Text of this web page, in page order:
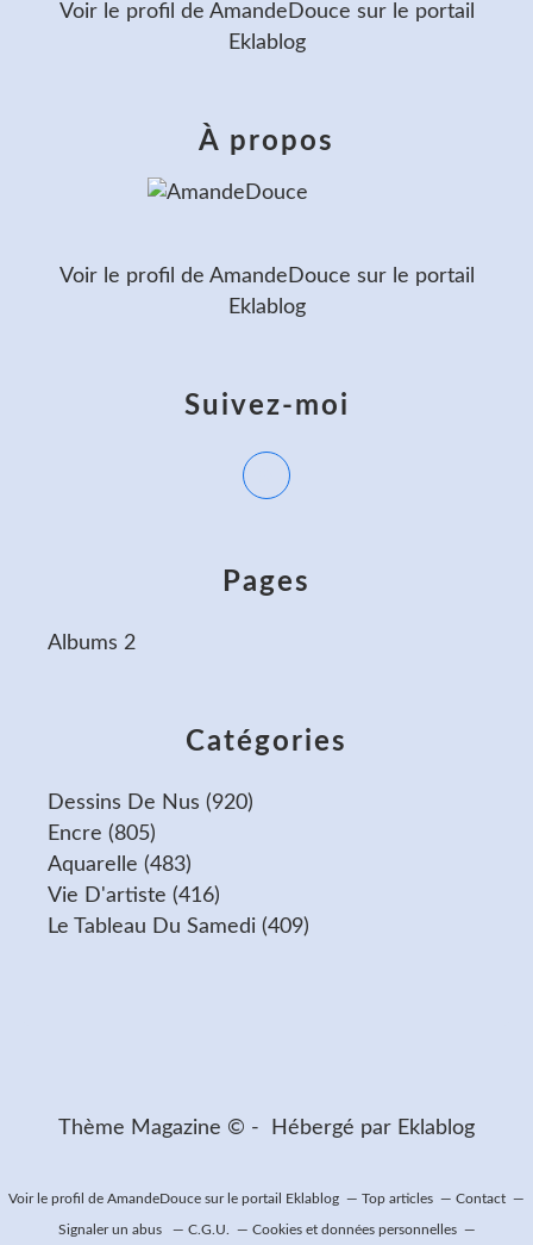
Catégories
Dessins De Nus (920)
Encre (805)
Aquarelle (483)
Vie D'artiste (416)
Le Tableau Du Samedi (409)
Pages
Albums 2
Voir le profil de AmandeDouce sur le portail
Eklablog
Suivez-moi
À propos
Voir le profil de AmandeDouce sur le portail
Eklablog
Thème Magazine © - Hébergé par Eklablog
Voir le profil de AmandeDouce sur le portail Eklablog Top articles Contact
Signaler un abus C.G.U. Cookies et données personnelles